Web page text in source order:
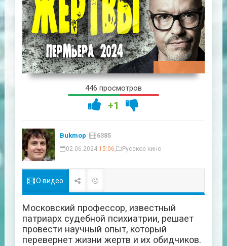
446 просмотров
+1
Bukmop 6385
02.06.2024 15:06 Русское кино
О видео
Московский профессор, известный
патриарх судебной психиатрии, решает
провести научный опыт, который
перевернет жизни жертв и их обидчиков.